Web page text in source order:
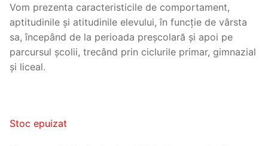
Vom prezenta caracteristicile de comportament,
aptitudinile și atitudinile elevului, în funcție de vârsta
sa, începând de la perioada preșcolară și apoi pe
parcursul școlii, trecând prin ciclurile primar, gimnazial
și liceal.
Stoc epuizat